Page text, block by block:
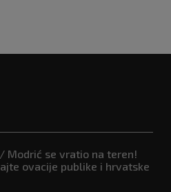
/ Modrić se vratio na teren!
ovacije publike i hrvatske